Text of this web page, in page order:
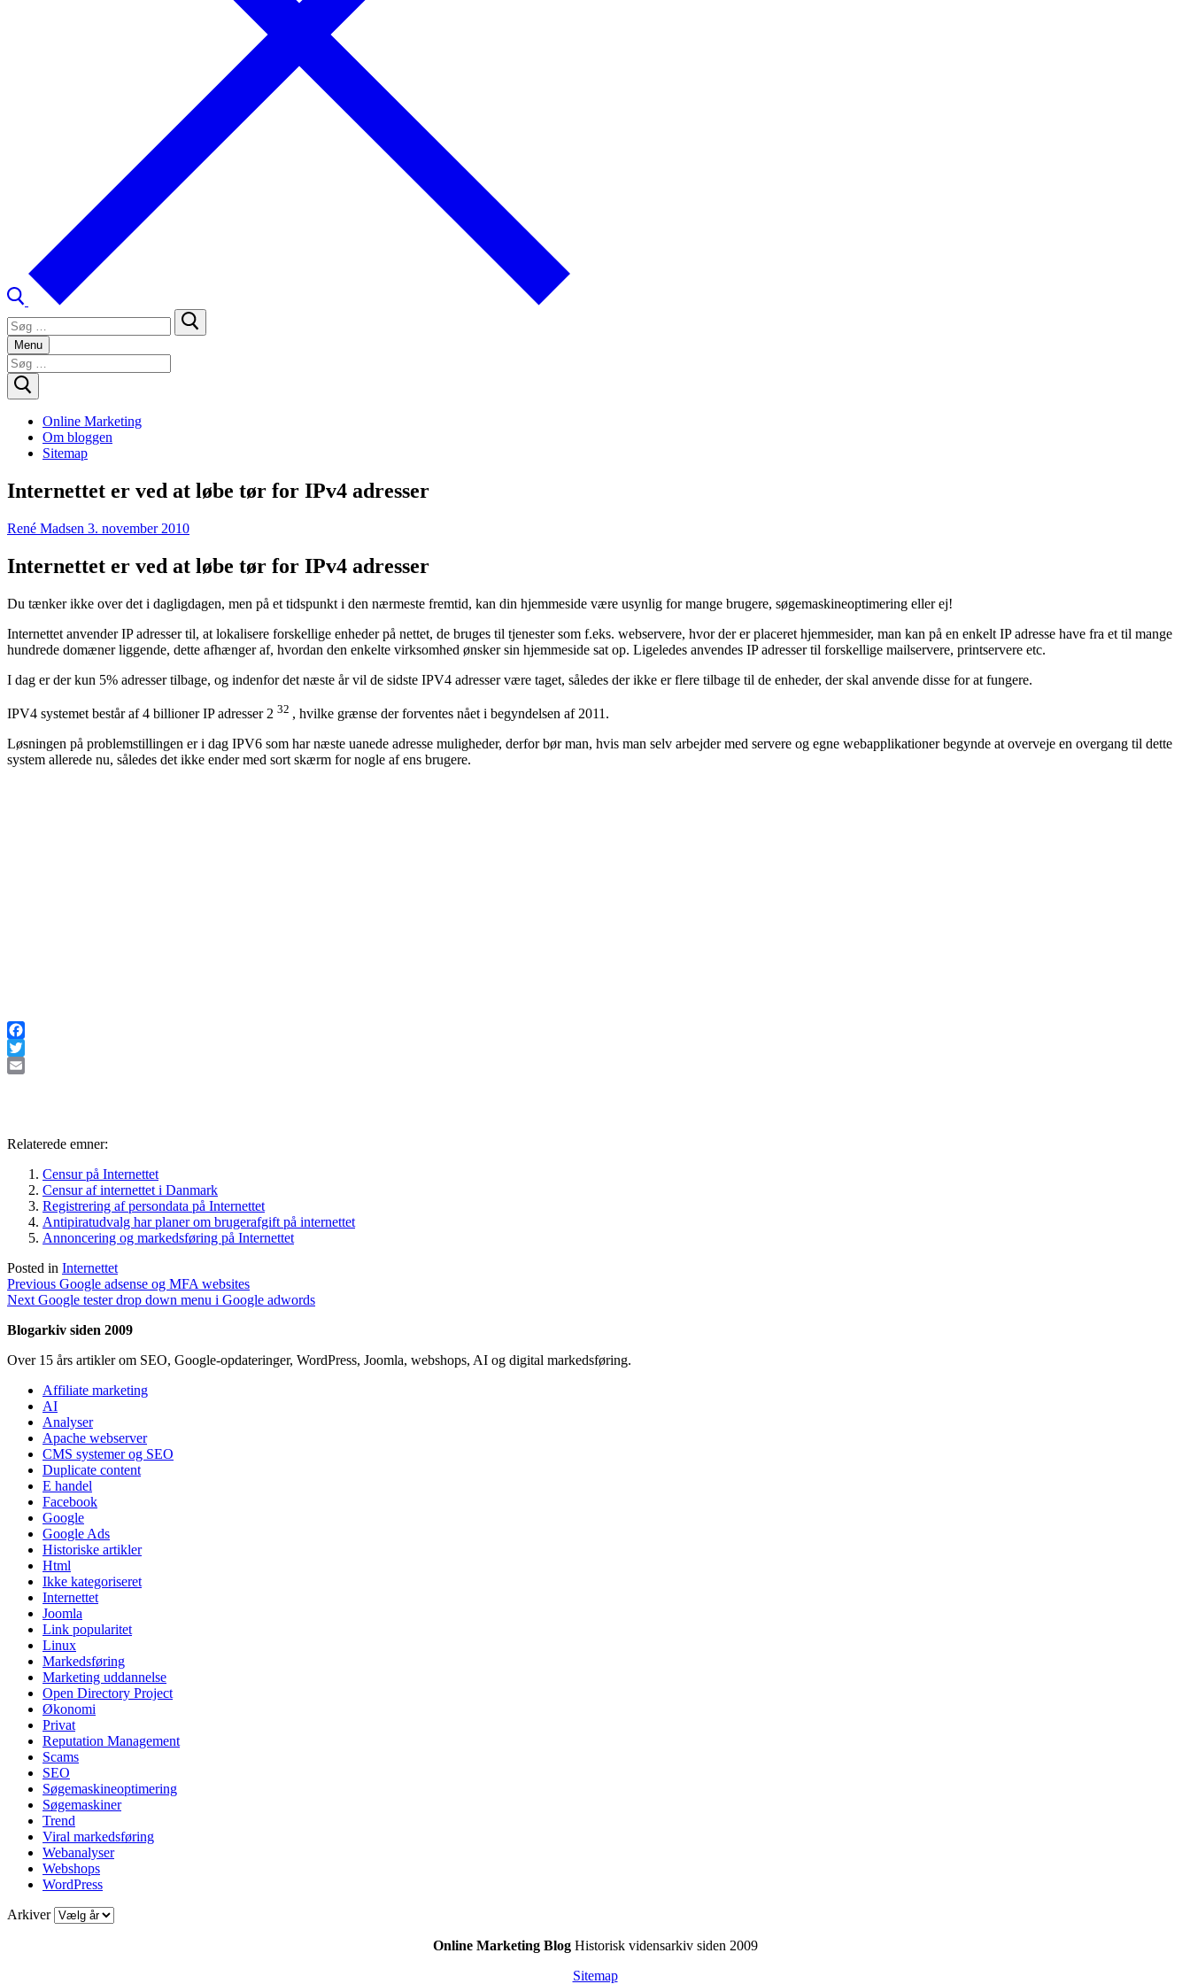
Søg
efter:
Menu
Søg
efter:
Online Marketing
Om bloggen
Sitemap
Internettet er ved at løbe tør for IPv4 adresser
René Madsen 3. november 2010
Internettet er ved at løbe tør for IPv4 adresser
Du tænker ikke over det i dagligdagen, men på et tidspunkt i den nærmeste fremtid, kan din hjemmeside være usynlig for mange brugere, søgemaskineoptimering eller ej!
Internettet anvender IP adresser til, at lokalisere forskellige enheder på nettet, de bruges til tjenester som f.eks. webservere, hvor der er placeret hjemmesider, man kan på en enkelt IP adresse have fra et til mange
hundrede domæner liggende, dette afhænger af, hvordan den enkelte virksomhed ønsker sin hjemmeside sat op. Ligeledes anvendes IP adresser til forskellige mailservere, printservere etc.
I dag er der kun 5% adresser tilbage, og indenfor det næste år vil de sidste IPV4 adresser være taget, således der ikke er flere tilbage til de enheder, der skal anvende disse for at fungere.
IPV4 systemet består af 4 billioner IP adresser 2 32 , hvilke grænse der forventes nået i begyndelsen af 2011.
Løsningen på problemstillingen er i dag IPV6 som har næste uanede adresse muligheder, derfor bør man, hvis man selv arbejder med servere og egne webapplikationer begynde at overveje en overgang til dette
system allerede nu, således det ikke ender med sort skærm for nogle af ens brugere.
Facebook
Twitter
Relaterede emner:
Censur på Internettet
Censur af internettet i Danmark
Registrering af persondata på Internettet
Antipiratudvalg har planer om brugerafgift på internettet
Annoncering og markedsføring på Internettet
Posted in Internettet
Indlægsnavigation
Previous Previous
post:
Google adsense og MFA websites
Next Next
Google tester drop down menu i Google adwords
Blogarkiv siden 2009
Over 15 års artikler om SEO, Google-opdateringer, WordPress, Joomla, webshops, AI og digital markedsføring.
Affiliate marketing
AI
Analyser
Apache webserver
CMS systemer og SEO
Duplicate content
E handel
Facebook
Google
Google Ads
Historiske artikler
Html
Ikke kategoriseret
Internettet
Joomla
Link popularitet
Linux
Markedsføring
Marketing uddannelse
Open Directory Project
Økonomi
Privat
Reputation Management
Scams
SEO
Søgemaskineoptimering
Søgemaskiner
Trend
Viral markedsføring
Webanalyser
Webshops
WordPress
Arkiver
Online Marketing BlogHistorisk vidensarkiv siden 2009
Sitemap